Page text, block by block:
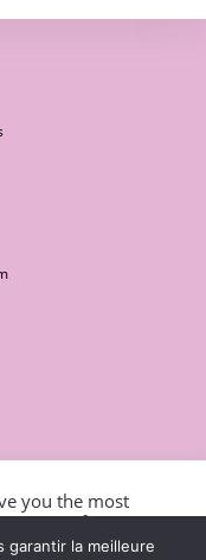
S’ouvre
de vente
Livraisons
personnelles
you the most
your preferences
you consent to the
garantir la meilleure